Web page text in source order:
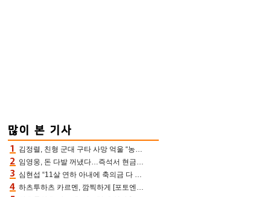
김정렬, 친형 군대 구타 사망 억울 “농약사 처리, 범인 찾았지만…엄마는 이미 치매”(데이앤나잇)
임영웅, 돈 다발 꺼냈다…즉석서 현금으로 수당 챙겨주는 ‘구단주’
심현섭 “11살 연하 아내에 축의금 다 뺏겨, 집도 아내 명의” (동치미)[결정적장면]
하츠투하츠 카르멘, 깜찍하게 [포토엔HD]